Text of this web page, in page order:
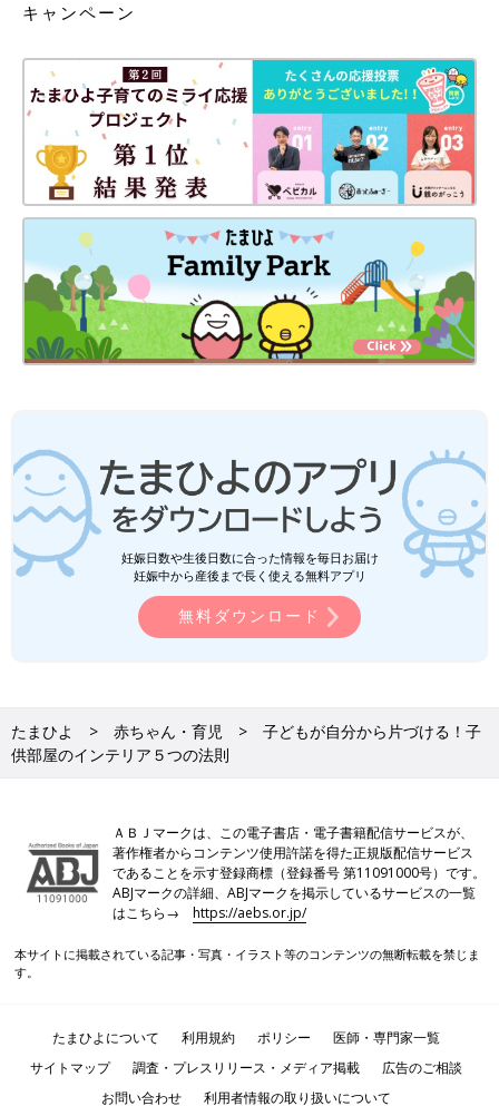
キャンペーン
妊娠日数や生後日数に合った情報を毎日お届け
妊娠中から産後まで長く使える無料アプリ
無料ダウンロード
たまひよ 赤ちゃん・育児
子どもが自分から片づける！子
供部屋のインテリア５つの法則
ＡＢＪマークは、この電子書店・電子書籍配信サービスが、
著作権者からコンテンツ使用許諾を得た正規版配信サービス
であることを示す登録商標（登録番号 第11091000号）です。
ABJマークの詳細、ABJマークを掲示しているサービスの一覧
はこちら→https://aebs.or.jp/
本サイトに掲載されている記事・写真・イラスト等のコンテンツの無断転載を禁じま
す。
たまひよについて 利用規約 ポリシー
医師・専門家一覧
サイトマップ
調査・プレスリリース・メディア掲載
広告のご相談
お問い合わせ
利用者情報の取り扱いについて